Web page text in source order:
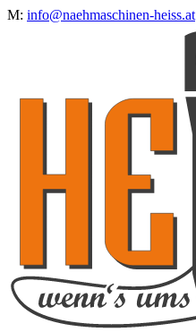
M: info@naehmaschinen-heiss.at